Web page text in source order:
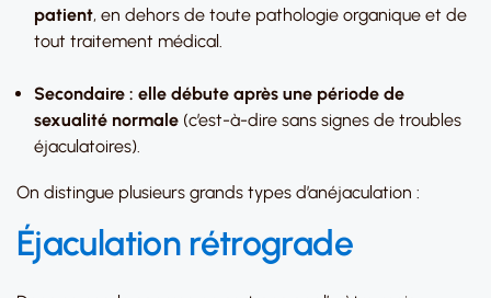
patient, en dehors de toute pathologie organique et de
tout traitement médical.
Secondaire : elle débute après une période de
sexualité normale (c’est-à-dire sans signes de troubles
éjaculatoires).
On distingue plusieurs grands types d’anéjaculation :
Éjaculation rétrograde